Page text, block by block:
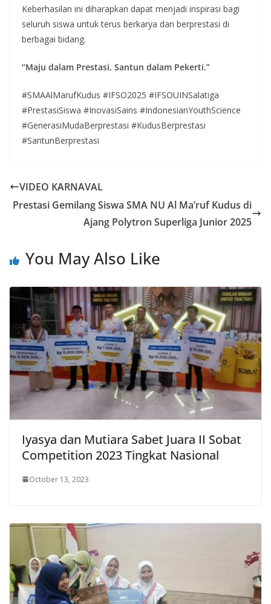
Keberhasilan ini diharapkan dapat menjadi inspirasi bagi
seluruh siswa untuk terus berkarya dan berprestasi di
berbagai bidang.
“Maju dalam Prestasi, Santun dalam Pekerti.”
#SMAAlMarufKudus #IFSO2025 #IFSOUINSalatiga
#PrestasiSiswa #InovasiSains #IndonesianYouthScience
#GenerasiMudaBerprestasi #KudusBerprestasi
#SantunBerprestasi
VIDEO KARNAVAL
Prestasi Gemilang Siswa SMA NU Al Ma’ruf Kudus di
Ajang Polytron Superliga Junior 2025
You May Also Like
Iyasya dan Mutiara Sabet Juara II Sobat
Competition 2023 Tingkat Nasional
October 13, 2023